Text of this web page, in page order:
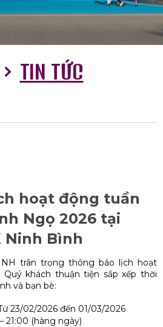
TIN TỨC
hoạt động tuần
Ngọ 2026 tại
Ninh Bình
trân trọng thông báo lịch hoạt
khách thuận tiện sắp xếp thời
và bạn bè:
23/02/2026 đến 01/03/2026
21:00 (hàng ngày)